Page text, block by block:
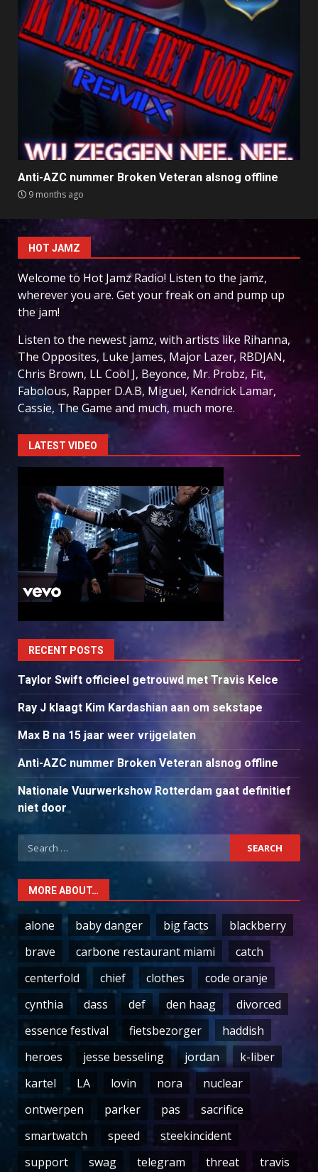
Anti-AZC nummer Broken Veteran alsnog offline
9 months ago
HOT JAMZ
Welcome to Hot Jamz Radio! Listen to the jamz,
wherever you are. Get your freak on and pump up
the jam!
Listen to the newest jamz, with artists like Rihanna,
The Opposites, Luke James, Major Lazer, RBDJAN,
Chris Brown, LL Cool J, Beyonce, Mr. Probz, Fit,
Fabolous, Rapper D.A.B, Miguel, Kendrick Lamar,
Cassie, The Game and much, much more.
LATEST VIDEO
RECENT POSTS
Taylor Swift officieel getrouwd met Travis Kelce
Ray J klaagt Kim Kardashian aan om sekstape
Max B na 15 jaar weer vrijgelaten
Anti-AZC nummer Broken Veteran alsnog offline
Nationale Vuurwerkshow Rotterdam gaat definitief
niet door
Search
for:
MORE ABOUT…
alone baby danger big facts
blackberry
brave
carbone restaurant miami
catch
centerfold
chief clothes
code oranje
cynthia
dass def den haag
divorced
essence festival
fietsbezorger
haddish
heroes
jesse besseling jordan
k-liber
kartel
LA lovin nora
nuclear
ontwerpen
parker pas
sacrifice
smartwatch
speed
steekincident
support
swag telegram threat travis